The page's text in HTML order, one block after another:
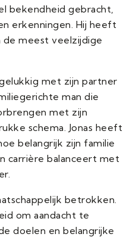
bekendheid gebracht,
erkenningen. Hij heeft
de meest veelzijdige
met zijn partner
man die
met zijn
schema. Jonas heeft
belangrijk zijn familie
carrière balanceert met
betrokken.
om aandacht te
doelen en belangrijke